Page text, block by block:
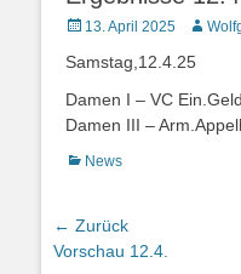
Posted
13. April 2025 Autor
Samstag,12.4.25
Damen I – VC
Damen III –
Kategorien
News
Beitragsnavigation
← Zurück
Vorheriger
Vorschau 12.4.